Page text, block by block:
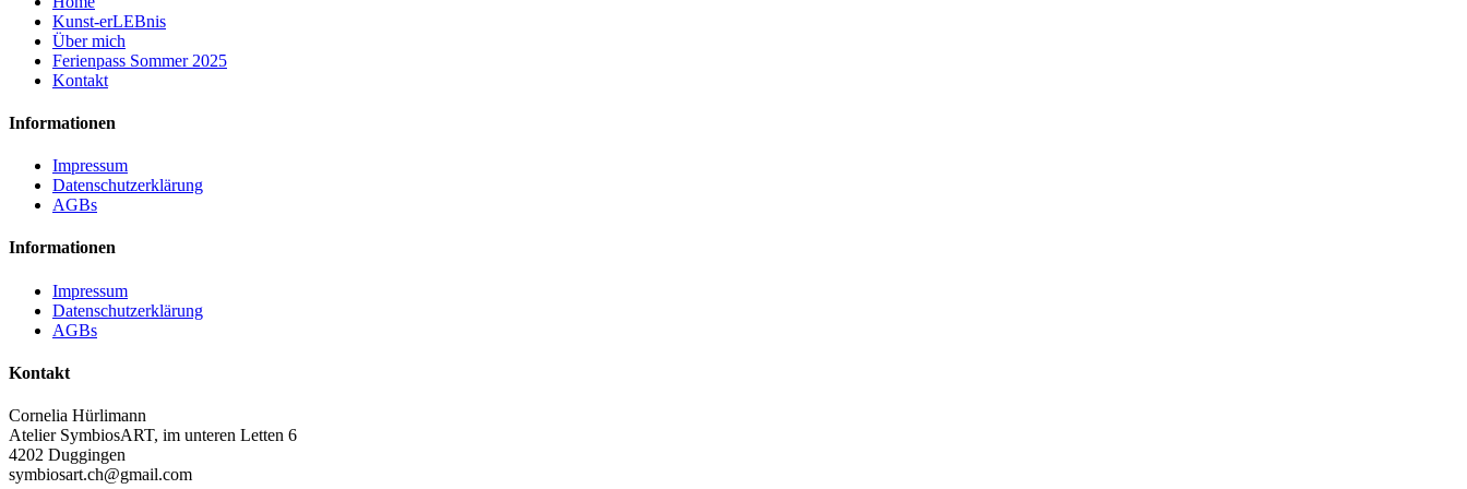
Kunst-erLEBnis
Über mich
Ferienpass Sommer 2025
Kontakt
Informationen
Impressum
Datenschutzerklärung
AGBs
Informationen
Impressum
Datenschutzerklärung
AGBs
Kontakt
Cornelia Hürlimann
Atelier SymbiosART, im unteren Letten 6
4202 Duggingen
symbiosart.ch@gmail.com